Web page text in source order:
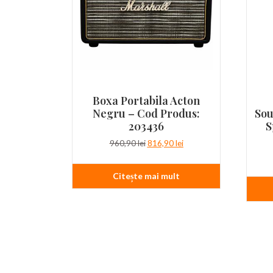
Boxa Portabila Acton
Negru – Cod Produs:
203436
960,90leiPrețul
a
fost:
960,90 lei.
816,90leiPrețul
este:
Citește mai mult